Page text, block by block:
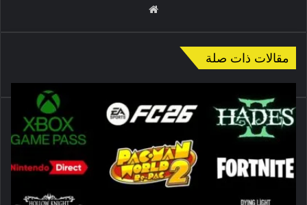
مقالات ذات صلة